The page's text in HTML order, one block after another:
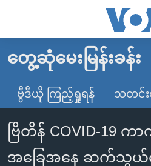
လွယ်ကူ
သည့်
Link
များ
ပင်မ
မူလစာမျက်နှာ
မြန်မာ
ကမ္ဘာ့သတင်းများ
နိုင်ငံတကာ
အမေရိကန်
ဗွီဒီယို
သတင်းလွတ်လပ်ခွင့်
တွေ့ဆုံမေးမြန်းခန်း
ဗွီဒီယို ကြည့်ရှုရန် သတင်း
ဗြိတိန် COVID-19
အခြေအနေ ဆက်သွယ်မေ